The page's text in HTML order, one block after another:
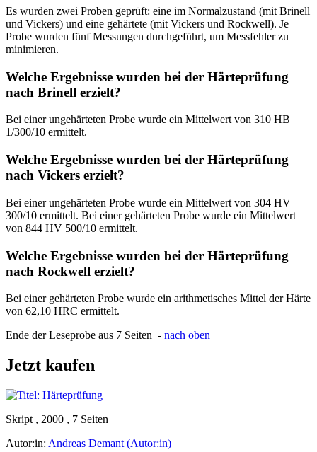
Es wurden zwei Proben geprüft: eine im Normalzustand (mit Brinell
und Vickers) und eine gehärtete (mit Vickers und Rockwell). Je
Probe wurden fünf Messungen durchgeführt, um Messfehler zu
minimieren.
Welche Ergebnisse wurden bei der Härteprüfung
nach Brinell erzielt?
Bei einer ungehärteten Probe wurde ein Mittelwert von 310 HB
1/300/10 ermittelt.
Welche Ergebnisse wurden bei der Härteprüfung
nach Vickers erzielt?
Bei einer ungehärteten Probe wurde ein Mittelwert von 304 HV
300/10 ermittelt. Bei einer gehärteten Probe wurde ein Mittelwert
von 844 HV 500/10 ermittelt.
Welche Ergebnisse wurden bei der Härteprüfung
nach Rockwell erzielt?
Bei einer gehärteten Probe wurde ein arithmetisches Mittel der Härte
von 62,10 HRC ermittelt.
Ende der Leseprobe aus 7 Seiten - nach oben
Jetzt kaufen
Skript , 2000 , 7 Seiten
Autor:in: Andreas Demant (Autor:in)